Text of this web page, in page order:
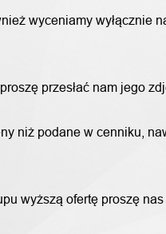
wyceniamy wyłącznie
przesłać nam jego
niż podane w cenniku,
wyższą ofertę proszę